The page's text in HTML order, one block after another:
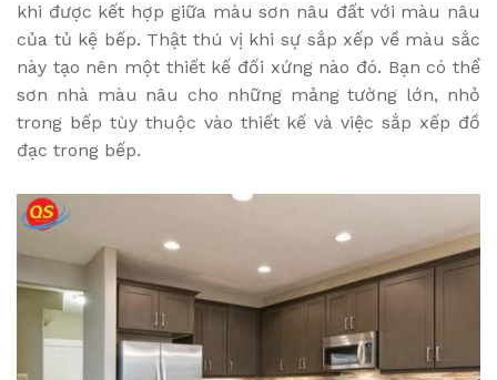
khi được kết hợp giữa màu sơn nâu đất với màu nâu
của tủ kệ bếp. Thật thú vị khi sự sắp xếp về màu sắc
này tạo nên một thiết kế đối xứng nào đó. Bạn có thể
sơn nhà màu nâu cho những mảng tường lớn, nhỏ
trong bếp tùy thuộc vào thiết kế và việc sắp xếp đồ
đạc trong bếp.